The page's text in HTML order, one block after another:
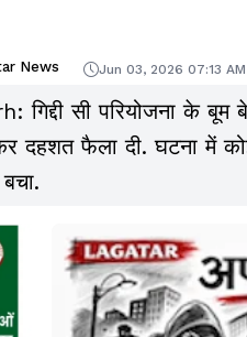
News Jun 03, 2026 07:13 AM
गिद्दी सी परियोजना के बूम
दहशत फैला दी. घटना में